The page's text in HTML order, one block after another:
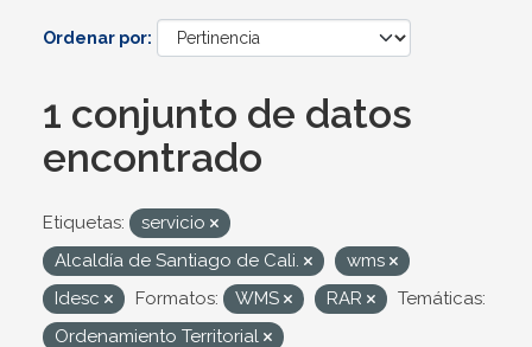
Ordenar por
1 conjunto de datos
encontrado
Etiquetas:
servicio
Alcaldía de Santiago de Cali.
wms
Idesc
Formatos: WMS RAR
Temáticas:
Ordenamiento Territorial